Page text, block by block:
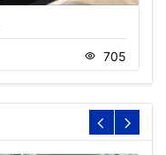
705